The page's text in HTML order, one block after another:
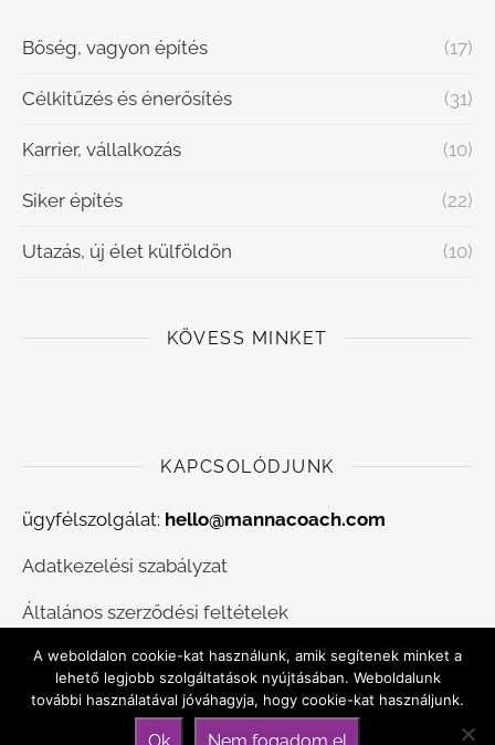
Bőség, vagyon építés (17)
Célkitűzés és énerősítés (31)
Karrier, vállalkozás (10)
Siker építés (22)
Utazás, új élet külföldön (10)
KÖVESS MINKET
KAPCSOLÓDJUNK
ügyfélszolgálat: hello@mannacoach.com
Adatkezelési szabályzat
Általános szerződési feltételek
Kapcsolat, időpontfoglalás
A weboldalon cookie-kat használunk, amik segítenek minket a
lehető legjobb szolgáltatások nyújtásában. Weboldalunk
további használatával jóváhagyja, hogy cookie-kat használjunk.